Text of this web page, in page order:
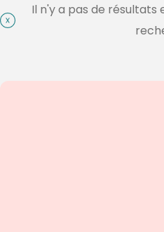
Il n'y a pas de